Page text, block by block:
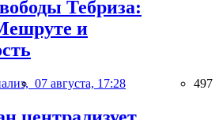
Тебриза:
и
07 августа, 17:28 497